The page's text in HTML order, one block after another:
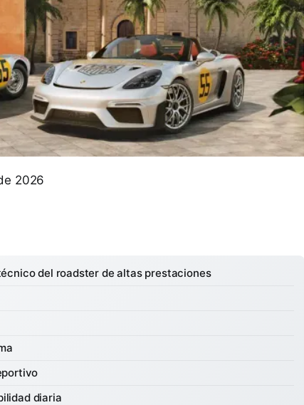
2026
del roadster de altas prestaciones
diaria